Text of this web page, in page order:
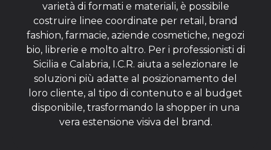
varietà di formati e materiali, è possibile
costruire linee coordinate per retail, brand
fashion, farmacie, aziende cosmetiche, negozi
bio, librerie e molto altro. Per i professionisti di
Sicilia e Calabria, I.C.R. aiuta a selezionare le
soluzioni più adatte al posizionamento del
loro cliente, al tipo di contenuto e al budget
disponibile, trasformando la shopper in una
vera estensione visiva del brand.